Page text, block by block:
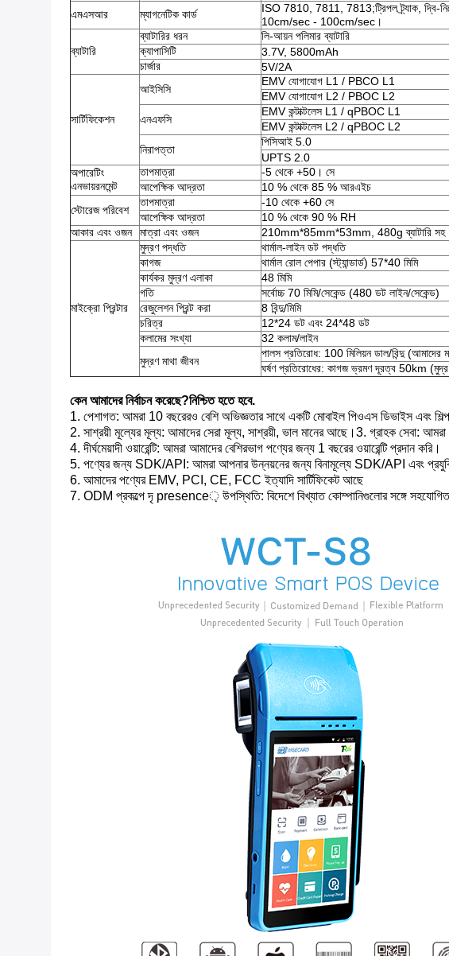
এমএসআর
ম্যাগনেটিক কার্ড
ISO 7810, 7811, 7813;ট্রিপল ট্র্যাক, দ্বি-
10cm/sec - 100cm/sec।
ব্যাটারি
ব্যাটারির ধরন
লি-আয়ন পলিমার ব্যাটারি
ক্যাপাসিটি
3.7V, 5800mAh
চার্জার
5V/2A
সার্টিফিকেশন
আইসিসি
EMV যোগাযোগ L1 / PBCO L1
EMV যোগাযোগ L2 / PBOC L2
এনএফসি
EMV কন্টাক্টলেস L1 / qPBOC L1
EMV কন্টাক্টলেস L2 / qPBOC L2
নিরাপত্তা
পিসিআই 5.0
UPTS 2.0
অপারেটিং
এনভায়রনমেন্ট
তাপমাত্রা
-5 থেকে +50। সে
আপেক্ষিক আদ্রতা
10 % থেকে 85 % আরএইচ
স্টোরেজ পরিবেশ
তাপমাত্রা
-10 থেকে +60 সে
আপেক্ষিক আদ্রতা
10 % থেকে 90 % RH
আকার এবং ওজন
মাত্রা এবং ওজন 210mm*85mm*53mm, 480g ব্যাটারি সহ
মাইক্রো প্রিন্টার
মুদ্রণ পদ্ধতি
থার্মাল-লাইন ডট পদ্ধতি
কাগজ
থার্মাল রোল পেপার (স্ট্যান্ডার্ড) 57*40 মিমি
কার্যকর মুদ্রণ এলাকা
48 মিমি
গতি
সর্বোচ্চ 70 মিমি/সেকেন্ড (480 ডট লাইন/সেকেন্ড)
রেজুলেশন প্রিন্ট করা
8 বিন্দু/মিমি
চরিত্র
12*24 ডট এবং 24*48 ডট
কলামের সংখ্যা
32 কলাম/লাইন
মুদ্রণ মাথা জীবন
পালস প্রতিরোধ: 100 মিলিয়ন ডাল/বিন্দু (আমাদের
ঘর্ষণ প্রতিরোধের: কাগজ ভ্রমণ দূরত্ব 50km
কেন আমাদের নির্বাচন করেছে?নিশ্চিত হতে হবে.
1. পেশাগত: আমরা 10 বছরেরও বেশি অভিজ্ঞতার সাথে একটি মোবাইল পিওএস ডিভাইস এবং
2. সাশ্রয়ী মূল্যের মূল্য: আমাদের সেরা মূল্য, সাশ্রয়ী, ভাল মানের আছে।3. গ্রাহক সেবা:
4. দীর্ঘমেয়াদী ওয়ারেন্টি: আমরা আমাদের বেশিরভাগ পণ্যের জন্য 1 বছরের ওয়ারেন্টি প্রদান করি।
5. পণ্যের জন্য SDK/API: আমরা আপনার উন্নয়নের জন্য বিনামূল্যে SDK/API এবং
6. আমাদের পণ্যের EMV, PCI, CE, FCC ইত্যাদি সার্টিফিকেট আছে
7. ODM প্রকল্পে দৃ presence় উপস্থিতি: বিদেশে বিখ্যাত কোম্পানিগুলোর সঙ্গে